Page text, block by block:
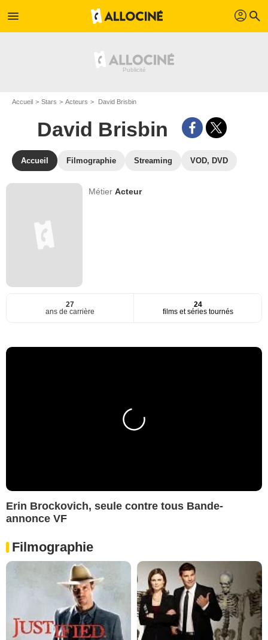
menu profil search
Accueil Stars Acteurs David Brisbin
David Brisbin
Accueil Filmographie Streaming VOD, DVD
MétierActeur
27
ans de carrière
24
films et séries tournés
Erin Brockovich, seule contre tous Bande-
annonce VF
Filmographie